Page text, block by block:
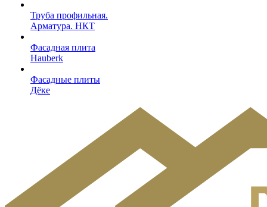
Труба профильная.
Арматура. НКТ
Фасадная плита
Hauberk
Фасадные плиты
Дёке